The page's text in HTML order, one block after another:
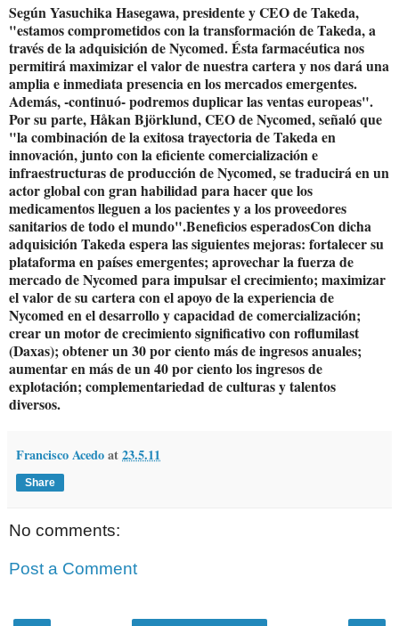
Según Yasuchika Hasegawa, presidente y CEO de Takeda,
"estamos comprometidos con la transformación de Takeda, a
través de la adquisición de Nycomed. Ésta farmacéutica nos
permitirá maximizar el valor de nuestra cartera y nos dará una
amplia e inmediata presencia en los mercados emergentes.
Además, -continuó- podremos duplicar las ventas europeas".
Por su parte, Håkan Björklund, CEO de Nycomed, señaló que
"la combinación de la exitosa trayectoria de Takeda en
innovación, junto con la eficiente comercialización e
infraestructuras de producción de Nycomed, se traducirá en un
actor global con gran habilidad para hacer que los
medicamentos lleguen a los pacientes y a los proveedores
sanitarios de todo el mundo".Beneficios esperadosCon dicha
adquisición Takeda espera las siguientes mejoras: fortalecer su
plataforma en países emergentes; aprovechar la fuerza de
mercado de Nycomed para impulsar el crecimiento; maximizar
el valor de su cartera con el apoyo de la experiencia de
Nycomed en el desarrollo y capacidad de comercialización;
crear un motor de crecimiento significativo con roflumilast
(Daxas); obtener un 30 por ciento más de ingresos anuales;
aumentar en más de un 40 por ciento los ingresos de
explotación; complementariedad de culturas y talentos
diversos.
Francisco Acedoat23.5.11
Share
No comments:
Post a Comment